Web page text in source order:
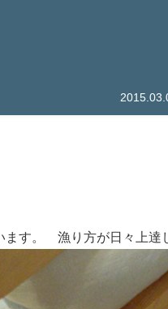
ます。 漁り方が日々上達